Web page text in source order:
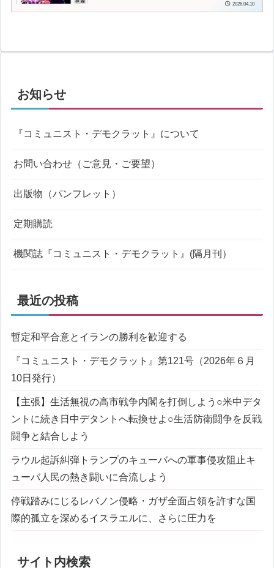
2026.04.10
お知らせ
『コミュニスト・デモクラット』について
お問い合わせ（ご意見・ご要望）
出版物（パンフレット）
定期購読
機関誌『コミュニスト・デモクラット』(隔月刊）
最近の投稿
暫定和平合意とイランの勝利を歓迎する
『コミュニスト・デモクラット』第121号（2026年６月
10日発行）
【主張】生活無視の高市戦争内閣を打倒しよう ○米中デタ
ントに続き日中デタントへ転換せよ ○生活防衛闘争を反戦
闘争と結合しよう
ラウル起訴糾弾 トランプのキューバへの軍事侵攻阻止キ
ューバ人民の熱き闘いに合流しよう
停戦踏みにじるレバノン侵略・ガザ全面占領を許すな国
際的孤立を深めるイスラエルに、さらに圧力を
サイト内検索